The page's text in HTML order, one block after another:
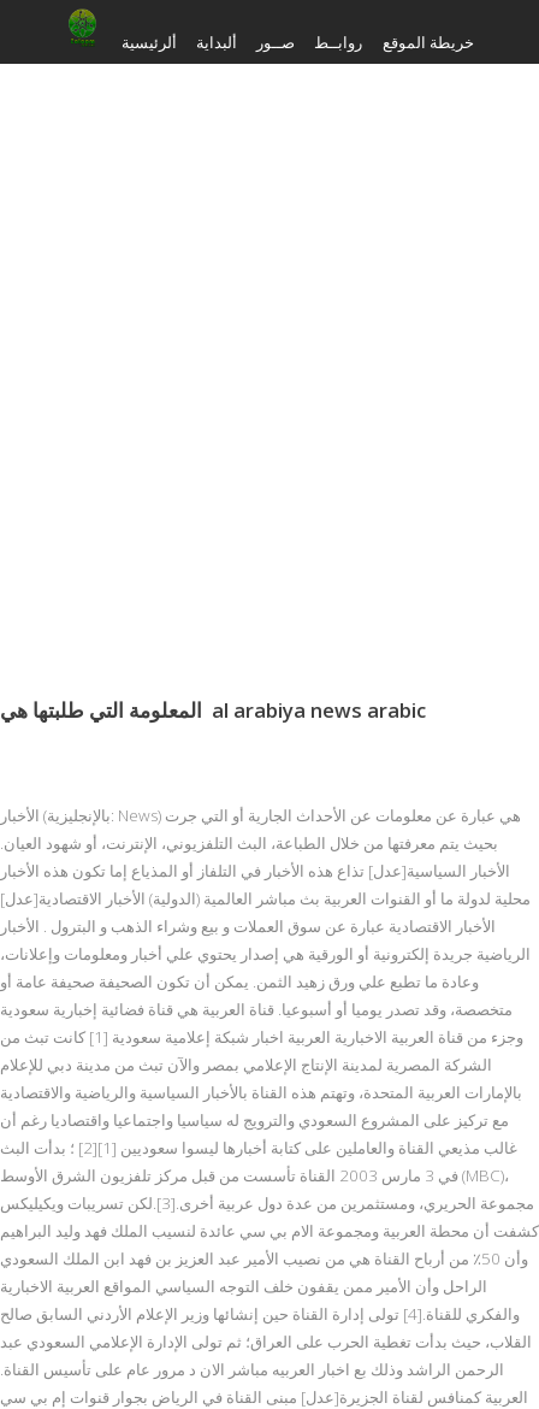
ألرئيسية ألبداية صــور روابــط خريطة الموقع
المعلومة التي طلبتها هي al arabiya news arabic
الأخبار (بالإنجليزية: News) هي عبارة عن معلومات عن الأحداث الجارية أو التي جرت
بحيث يتم معرفتها من خلال الطباعة، البث التلفزيوني، الإنترنت، أو شهود العيان.
الأخبار السياسية[عدل] تذاع هذه الأخبار في التلفاز أو المذياع إما تكون هذه الأخبار
محلية لدولة ما أو القنوات العربية بث مباشر العالمية (الدولية) الأخبار الاقتصادية[عدل]
الأخبار الاقتصادية عبارة عن سوق العملات و بيع وشراء الذهب و البترول . الأخبار
الرياضية جريدة إلكترونية أو الورقية هي إصدار يحتوي علي أخبار ومعلومات وإعلانات،
وعادة ما تطبع علي ورق زهيد الثمن. يمكن أن تكون الصحيفة صحيفة عامة أو
متخصصة، وقد تصدر يوميا أو أسبوعيا. قناة العربية هي قناة فضائية إخبارية سعودية
وجزء من قناة العربية الاخبارية العربية اخبار شبكة إعلامية سعودية [1] كانت تبث من
الشركة المصرية لمدينة الإنتاج الإعلامي بمصر والآن تبث من مدينة دبي للإعلام
بالإمارات العربية المتحدة، وتهتم هذه القناة بالأخبار السياسية والرياضية والاقتصادية
مع تركيز على المشروع السعودي والترويج له سياسيا واجتماعيا واقتصاديا رغم أن
غالب مذيعي القناة والعاملين على كتابة أخبارها ليسوا سعوديين [1][2] ؛ بدأت البث
في 3 مارس 2003 القناة تأسست من قبل مركز تلفزيون الشرق الأوسط (MBC)،
مجموعة الحريري، ومستثمرين من عدة دول عربية أخرى.[3].لكن تسريبات ويكيليكس
كشفت أن محطة العربية ومجموعة الام بي سي عائدة لنسيب الملك فهد وليد البراهيم
وأن 50٪ من أرباح القناة هي من نصيب الأمير عبد العزيز بن فهد ابن الملك السعودي
الراحل وأن الأمير ممن يقفون خلف التوجه السياسي المواقع العربية الاخبارية
والفكري للقناة.[4] تولى إدارة القناة حين إنشائها وزير الإعلام الأردني السابق صالح
القلاب، حيث بدأت تغطية الحرب على العراق؛ ثم تولى الإدارة الإعلامي السعودي عبد
الرحمن الراشد وذلك بع اخبار العربيه مباشر الان د مرور عام على تأسيس القناة.
العربية كمنافس لقناة الجزيرة[عدل] مبنى القناة في الرياض بجوار قنوات إم بي سي